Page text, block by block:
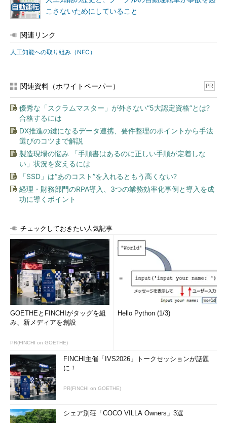
こさないためにしていること
関連リンク
人工知能への取り組み（NEC）
関連資料（ホワイトペーパー） PR
優秀な「スクラムマスター」が外さない“5大認定資格”とは?
合格するには
DX推進の鍵になるデータ連携、要件整理のポイントから手法
選びのコツまで解説
製造現場の悩み 「手順書はあるのに正しい手順が定着しな
い」状況を変えるには
「SSD」は“あのコスト”を入れるともう高くない?
経理・財務部門のRPA導入、3つの業務効率化事例と導入を成
功に導くポイント
チェックしておきたい人気記事
GOETHEとFINCHIがタッグを組
み、新メディアを創設
PR(FINCHI on GOETHE)
Hello Python (1/3)
FINCHI主催「IVS2026」トークセッションが話題
に！
PR(FINCHI on GOETHE)
シェア別荘「COCO VILLA Owners」3選